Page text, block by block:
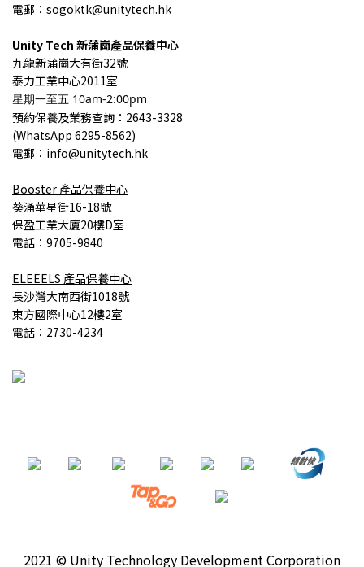
電郵：sogoktk@unitytech.hk
Unity Tech 新蒲崗產品保養中心
九龍新蒲崗大有街32號
泰力工業中心2011室
星期一至五 10am-2:00pm
預約保養及業務查詢 ：2643-3328
(WhatsApp 6295-8562)
電郵：info@unitytech.hk
Booster 產品保養中心
葵涌華星街16-18號
保盈工業大廈20樓D室
電話：9705-9840
ELEEELS 產品保養中心
長沙灣大南西街1018號
東方國際中心12樓2室
電話：2730-4234
2021 © Unity Technology Development Corporation